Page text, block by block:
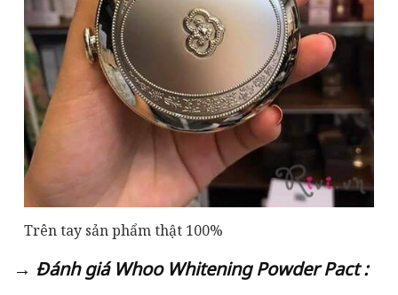
Trên tay sản phẩm thật 100%
→ Đánh giá Whoo Whitening Powder Pact :